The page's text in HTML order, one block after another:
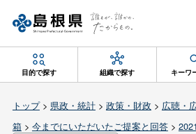
目的で探す 組織で探す キーワ
トップ> 県政・統計> 政策・財政 > 広聴・
箱> 今までにいただいたご提案と回答>